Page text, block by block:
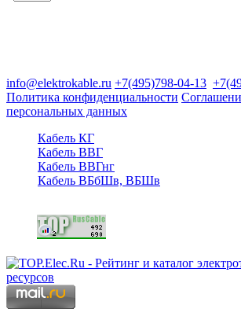
info@elektrokable.ru +7(495)798-04-13
Политика конфиденциальности
персональных данных
Кабель КГ
Кабель ВВГ
Кабель ВВГнг
Кабель ВБбШв, ВБШв